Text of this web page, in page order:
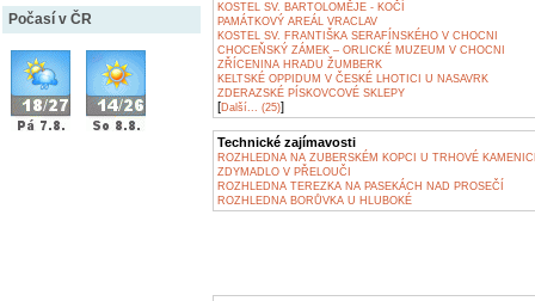
Počasí v ČR
KOSTEL SV. BARTOLOMĚJE - KOČÍ
PAMÁTKOVÝ AREÁL VRACLAV
KOSTEL SV. FRANTIŠKA SERAFÍNSKÉHO V CHOCNI
CHOCEŇSKÝ ZÁMEK – ORLICKÉ MUZEUM V CHOCNI
ZŘÍCENINA HRADU ŽUMBERK
KELTSKÉ OPPIDUM V ČESKÉ LHOTICI U NASAVRK
ZDERAZSKÉ PÍSKOVCOVÉ SKLEPY
[Další... (25)]
Technické zajímavosti
ROZHLEDNA NA ZUBERSKÉM KOPCI U TRHOVÉ
ZDYMADLO V PŘELOUČI
ROZHLEDNA TEREZKA NA PASEKÁCH NAD PROSEČÍ
ROZHLEDNA BORŮVKA U HLUBOKÉ